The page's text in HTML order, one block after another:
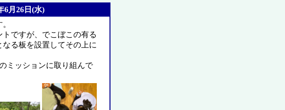
6月26日(水)
ですが、でこぼこの有る
る板を設置してその上に
ミッションに取り組んで